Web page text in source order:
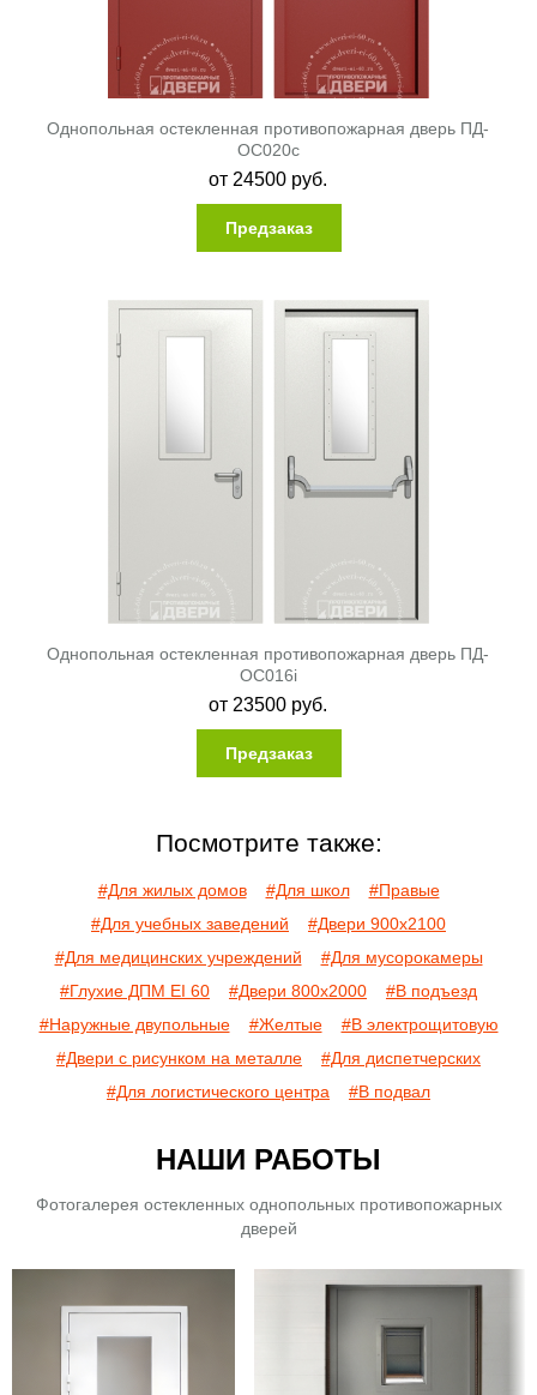
Однопольная остекленная противопожарная дверь ПД-
ОС020c
от 24500 руб.
Предзаказ
Однопольная остекленная противопожарная дверь ПД-
ОС016i
от 23500 руб.
Предзаказ
Посмотрите также:
#Для жилых домов #Для школ
#Правые
#Для учебных заведений
#Двери 900х2100
#Для медицинских учреждений
#Для мусорокамеры
#Глухие ДПМ EI 60
#Двери 800х2000
#В подъезд
#Наружные двупольные
#Желтые
#В электрощитовую
#Двери с рисунком на металле
#Для диспетчерских
#Для логистического центра
#В подвал
НАШИ РАБОТЫ
Фотогалерея остекленных однопольных противопожарных
дверей